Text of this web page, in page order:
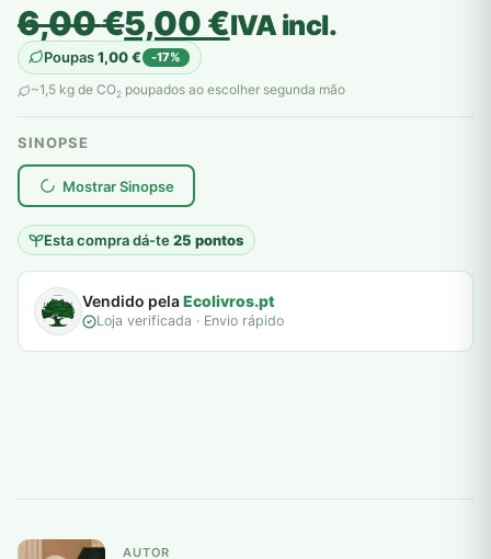
6,00€
O
preço
original
era:
6,00 €.
5,00€
O
preço
atual
é:
5,00 €.
IVA incl.
Poupas1,00€ -17%
~1,5 kg de CO2 poupados ao escolher segunda mão
SINOPSE
Mostrar Sinopse
Esta compra dá-te25 pontos
plantar árvores reais
Vendido pelaEcolivros.pt
Loja verificada · Envio rápido
AUTOR